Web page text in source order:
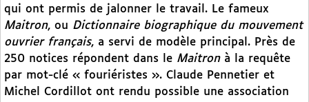
qui ont permis de jalonner le travail. Le fameux
Maitron, ou Dictionnaire biographique du mouvement
ouvrier français, a servi de modèle principal. Près de
250 notices répondent dans le Maitronà la requête
par mot-clé « fouriéristes ». Claude Pennetier et
Michel Cordillot ont rendu possible une association